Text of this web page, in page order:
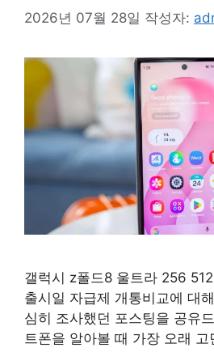
2026년 07월 28일 작성자:
갤럭시 z폴드8 울트라 256
출시일 자급제 개통비교에 대
심히 조사했던 포스팅을 공유
트폰을 알아볼 때 가장 오래